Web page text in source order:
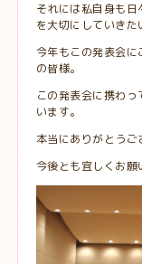
それには私自身も
を大切にしていきた
今年もこの発表会
の皆様。
この発表会に携わ
います。
本当にありがとうご
今後とも宜しくお願